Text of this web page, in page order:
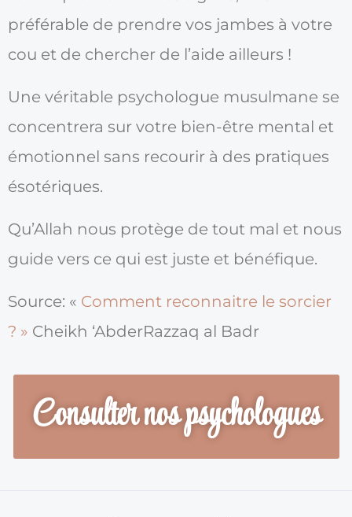
préférable de prendre vos jambes à votre
cou et de chercher de l’aide ailleurs !
Une véritable psychologue musulmane se
concentrera sur votre bien-être mental et
émotionnel sans recourir à des pratiques
ésotériques.
Qu’Allah nous protège de tout mal et nous
guide vers ce qui est juste et bénéfique.
Source: « Comment reconnaitre le sorcier
? » Cheikh ‘AbderRazzaq al Badr
Consulter nos psychologues